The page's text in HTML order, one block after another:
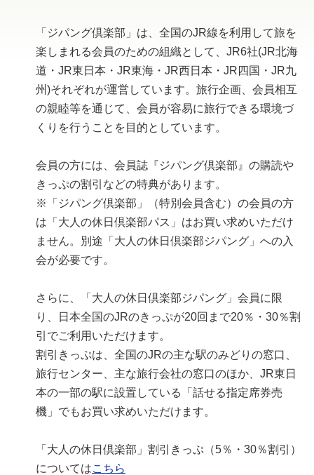
「ジパング倶楽部」は、全国のJR線を利用して旅を
楽しまれる会員のための組織として、JR6社(JR北海
道・JR東日本・JR東海・JR西日本・JR四国・JR九
州)それぞれが運営しています。旅行企画、会員相互
の親睦等を通じて、会員が容易に旅行できる環境づ
くりを行うことを目的としています。
会員の方には、会員誌『ジパング倶楽部』の購読や
きっぷの割引などの特典があります。
※「ジパング倶楽部」（特別会員含む）の会員の方
は「大人の休日倶楽部パス」はお買い求めいただけ
ません。別途「大人の休日倶楽部ジパング」への入
会が必要です。
さらに、「大人の休日倶楽部ジパング」会員に限
り、日本全国のJRのきっぷが20回まで20％・30％割
引でご利用いただけます。
割引きっぷは、全国のJRの主な駅のみどりの窓口、
旅行センター、主な旅行会社の窓口のほか、JR東日
本の一部の駅に設置している「話せる指定席券売
機」でもお買い求めいただけます。
「大人の休日倶楽部」割引きっぷ（5％・30％割引）
についてはこちら